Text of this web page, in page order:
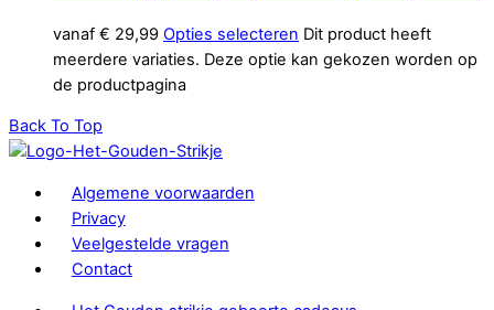
vanaf € 29,99 Opties selecteren Dit product heeft
meerdere variaties. Deze optie kan gekozen worden op
de productpagina
Back To Top
Algemene voorwaarden
Privacy
Veelgestelde vragen
Contact